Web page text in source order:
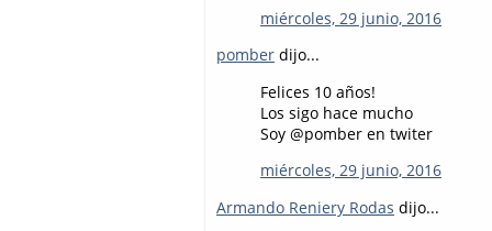
miércoles, 29 junio, 2016
pomber dijo...
Felices 10 años!
Los sigo hace mucho
Soy @pomber en twiter
miércoles, 29 junio, 2016
Armando Reniery Rodas dijo...